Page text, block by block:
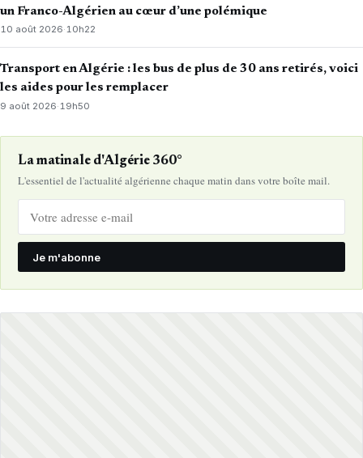
un Franco-Algérien au cœur d’une polémique
10 août 2026·10h22
Transport en Algérie : les bus de plus de 30 ans retirés, voici
les aides pour les remplacer
9 août 2026· 19h50
La matinale d'Algérie 360°
L'essentiel de l'actualité algérienne chaque matin dans votre boîte mail.
Je m'abonne